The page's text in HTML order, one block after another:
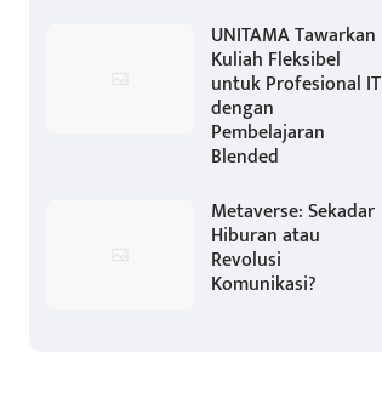
UNITAMA Tawarkan
Kuliah Fleksibel
untuk Profesional IT
dengan
Pembelajaran
Blended
Metaverse: Sekadar
Hiburan atau
Revolusi
Komunikasi?